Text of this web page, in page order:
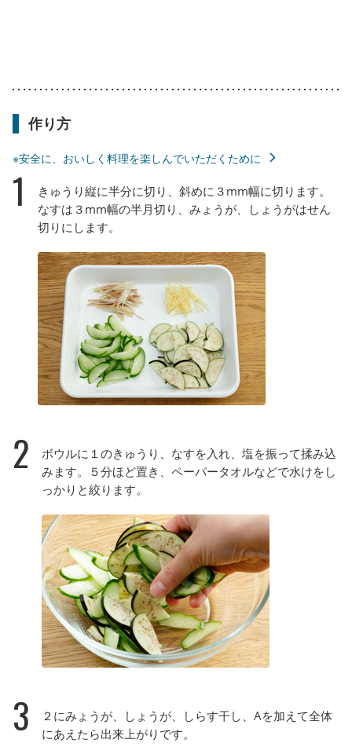
作り方
※安全に、おいしく料理を楽しんでいただくために
1
きゅうり縦に半分に切り、斜めに３mm幅に切ります。
なすは３mm幅の半月切り、みょうが、しょうがはせん
切りにします。
2
ボウルに１のきゅうり、なすを入れ、塩を振って揉み込
みます。５分ほど置き、ペーパータオルなどで水けをし
っかりと絞ります。
3
２にみょうが、しょうが、しらす干し、Aを加えて全体
にあえたら出来上がりです。